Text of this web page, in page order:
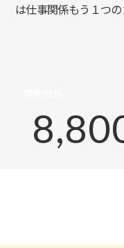
は仕事関係もう１つ